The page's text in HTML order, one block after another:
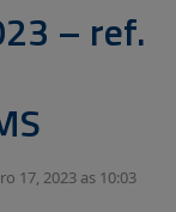
– ref.
17, 2023 as 10:03